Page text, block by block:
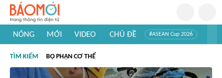
NÓNG MỚI VIDEO CHỦ ĐỀ #ASEAN Cup 2026
#Khám phá thế giới
TÌM KIẾM BỘ PHẬN CƠ THỂ